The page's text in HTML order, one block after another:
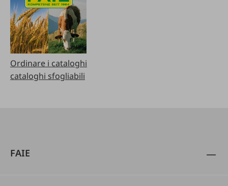
Ordinare i cataloghi
cataloghi sfogliabili
FAIE